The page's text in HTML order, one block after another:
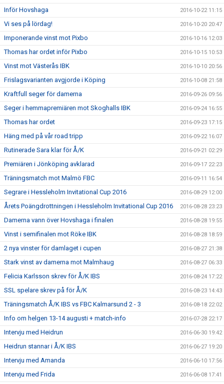
Inför Hovshaga 2016-10-22 11:15
Vi ses på lördag! 2016-10-20 20:47
Imponerande vinst mot Pixbo 2016-10-16 12:03
Thomas har ordet inför Pixbo 2016-10-15 10:53
Vinst mot Västerås IBK 2016-10-10 20:56
Frislagsvarianten avgjorde i Köping 2016-10-08 21:58
Kraftfull seger för damerna 2016-09-26 09:56
Seger i hemmapremiären mot Skoghalls IBK 2016-09-24 16:55
Thomas har ordet 2016-09-23 17:15
Häng med på vår road tripp 2016-09-22 16:07
Rutinerade Sara klar för Å/K 2016-09-21 02:29
Premiären i Jönköping avklarad 2016-09-17 22:23
Träningsmatch mot Malmö FBC 2016-09-11 16:54
Segrare i Hessleholm Invitational Cup 2016 2016-08-29 12:00
Årets Poängdrottningen i Hessleholm Invitational Cup 2016 2016-08-28 23:23
Damerna vann över Hovshaga i finalen 2016-08-28 19:55
Vinst i semifinalen mot Röke IBK 2016-08-28 18:59
2 nya vinster för damlaget i cupen 2016-08-27 21:38
Stark vinst av damerna mot Malmhaug 2016-08-27 06:33
Felicia Karlsson skrev för Å/K IBS 2016-08-24 17:22
SSL spelare skrev på för Å/K 2016-08-23 14:43
Träningsmatch Å/K IBS vs FBC Kalmarsund 2 - 3 2016-08-18 22:02
Info om helgen 13-14 augusti + match-info 2016-07-28 22:17
Intervju med Heidrun 2016-06-30 19:42
Heidrun stannar i Å/K IBS 2016-06-27 19:20
Intervju med Amanda 2016-06-10 17:56
Intervju med Frida 2016-06-08 17:41